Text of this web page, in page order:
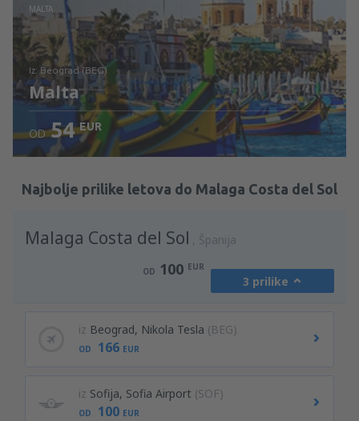
Pogledajte detalje
MALTA
iz: Beograd (BEG)
Malta
Pogledajte detalje
OD 54 EUR
Najbolje prilike letova do Malaga Costa del Sol
Malaga Costa del Sol Španija
OD 100 EUR
3 prilike
iz Beograd, Nikola Tesla (BEG)
OD 166 EUR
iz Sofija, Sofia Airport (SOF)
OD 100 EUR